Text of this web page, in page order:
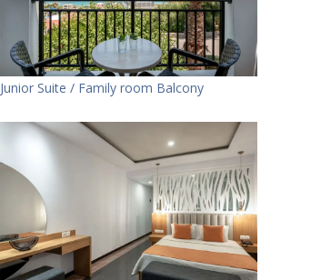
Junior Suite / Family room Balcony